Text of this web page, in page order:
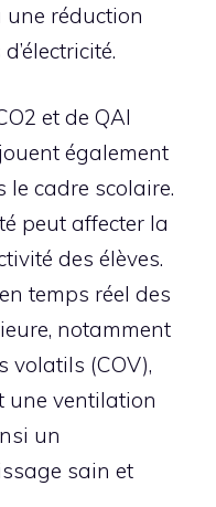
une réduction
et de QAI
également
cadre scolaire.
peut affecter la
des élèves.
temps réel des
notamment
volatils (COV),
une ventilation
un
sain et